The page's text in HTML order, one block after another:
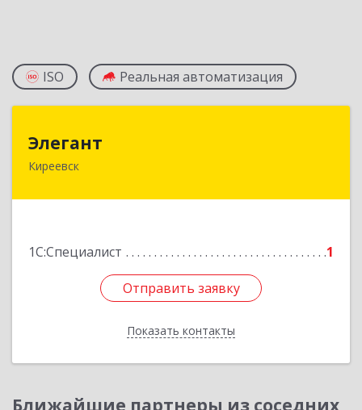
ISO Реальная автоматизация
Элегант
Киреевск
1С:Специалист 1
Отправить заявку
Показать контакты
301262, Тульская обл, Киреевск г, Чехова ул,
Отправить заявку
Назад
Ближайшие партнеры из соседних